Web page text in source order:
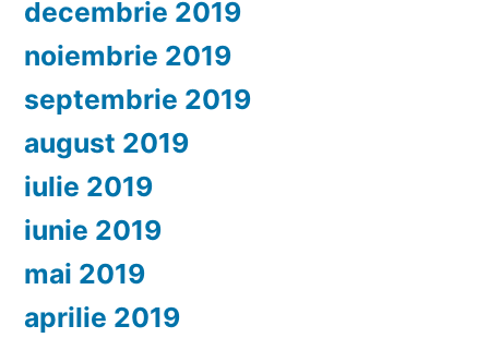
decembrie 2019
noiembrie 2019
septembrie 2019
august 2019
iulie 2019
iunie 2019
mai 2019
aprilie 2019